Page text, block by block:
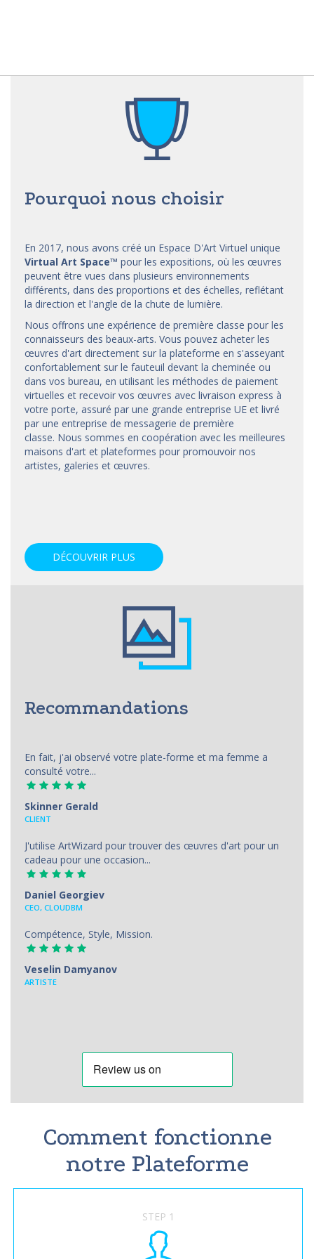
Pourquoi nous choisir
En 2017, nous avons créé un Espace D'Art Virtuel unique
Virtual Art Space™ pour les expositions, où les œuvres
peuvent être vues dans plusieurs environnements
différents, dans des proportions et des échelles, reflétant
la direction et l'angle de la chute de lumière.
Nous offrons une expérience de première classe pour les
connaisseurs des beaux-arts. Vous pouvez acheter les
œuvres d'art directement sur la plateforme en s'asseyant
confortablement sur le fauteuil devant la cheminée ou
dans vos bureau, en utilisant les méthodes de paiement
virtuelles et recevoir vos œuvres avec livraison express à
votre porte, assuré par une grande entreprise UE et livré
par une entreprise de messagerie de première
classe. Nous sommes en coopération avec les meilleures
maisons d'art et plateformes pour promouvoir nos
artistes, galeries et œuvres.
DÉCOUVRIR PLUS
Recommandations
En fait, j'ai observé votre plate-forme et ma femme a
consulté votre...
Skinner Gerald
CLIENT
J'utilise ArtWizard pour trouver des œuvres d'art pour un
cadeau pour une occasion...
Daniel Georgiev
CEO, CLOUDBM
Compétence, Style, Mission.
Veselin Damyanov
ARTISTE
Comment fonctionne
notre Plateforme
STEP 1